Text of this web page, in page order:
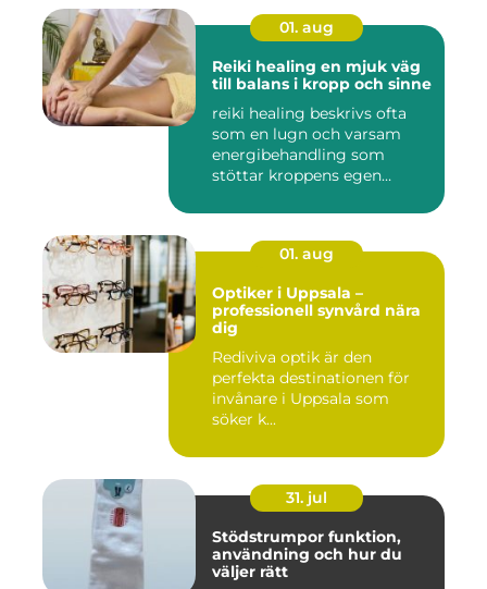
01. aug
Reiki healing en mjuk väg
till balans i kropp och sinne
reiki healing beskrivs ofta
som en lugn och varsam
energibehandling som
stöttar kroppens egen
01. aug
Optiker i Uppsala –
professionell synvård nära
dig
Rediviva optik är den
perfekta destinationen för
invånare i Uppsala som
söker k...
31. jul
Stödstrumpor funktion,
användning och hur du
väljer rätt